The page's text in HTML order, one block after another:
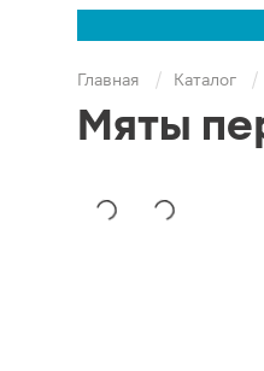
Главная Каталог
Мяты